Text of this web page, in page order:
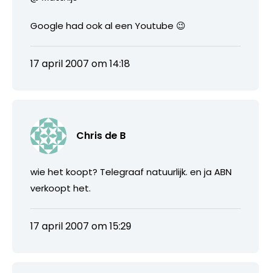
Google had ook al een Youtube 😉
17 april 2007 om 14:18
Chris de B
wie het koopt? Telegraaf natuurlijk. en ja ABN
verkoopt het.
17 april 2007 om 15:29